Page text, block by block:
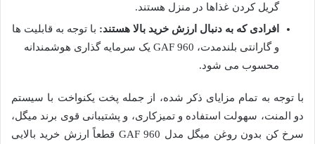
گریل کردن غذاها در منزل هستند.
افرادی که به دنبال ارزش خرید بالا هستند: با توجه به قابلیت ها
و گارانتی بلندمدت، GAF 960 یک سرمایه گذاری هوشمندانه
محسوب می شود.
با توجه به تمام مزایای ذکر شده، از جمله پخت یکنواخت با سیستم
دو المنت، سهولت استفاده و تمیزکاری، و پشتیبانی قوی برند میگل،
سرخ کن بدون روغن میگل مدل GAF 960 قطعاً ارزش خرید بالایی